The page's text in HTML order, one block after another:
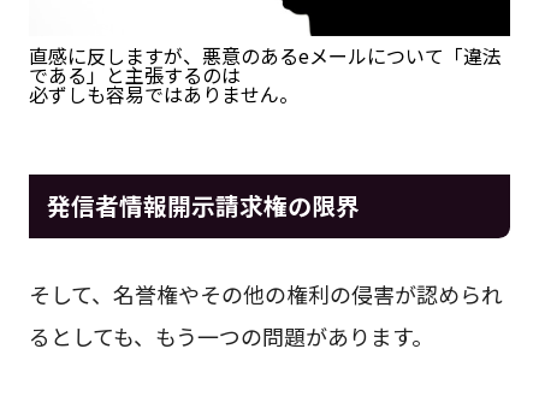
直感に反しますが、悪意のあるeメールについて「違法
である」と主張するのは
必ずしも容易ではありません。
発信者情報開示請求権の限界
そして、名誉権やその他の権利の侵害が認められ
るとしても、もう一つの問題があります。